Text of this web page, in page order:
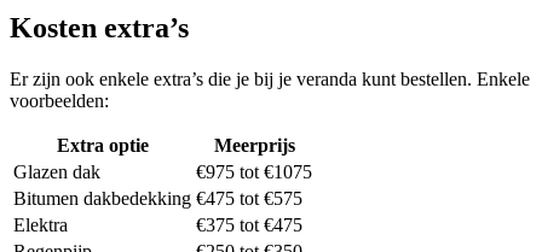
Kosten extra’s
Er zijn ook enkele extra’s die je bij je veranda kunt bestellen. Enkele
voorbeelden:
Extra optie
Meerprijs
Glazen dak
€975 tot €1075
Bitumen dakbedekking €475 tot €575
Elektra
€375 tot €475